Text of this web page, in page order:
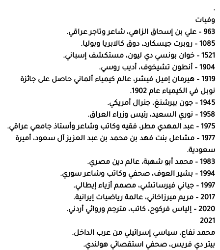
.
وفيات
963 – علي بن إسحاق الزاهي، شاعر وتاجر عراقي.
1085 – روبرت جيسكارد، دوق كالابريا وبوليا.
1521 – خوان بونسي دي ليون، مستكشف إسباني.
1904 – أنطون تشيخوف، أديب روسي.
1919 – هيرمان إميل فيشر، عالم كيمياء ألماني حاصل على جائزة
نوبل في الكيمياء عام 1902.
1945 – جون بيرشنغ، جنرال أمريكي.
1958 – نوري السعيد، رئيس وزراء العراق.
1975 – عبد المهدي مطر، فقيه وكاتب وشاعر وأستاذ جامعي عراقي.
1977 – مشاعل بنت فهد بن محمد بن عبد العزيز آل سعود، أميرة
سعودية.
1983 – محمد أبو شهبة، عالم دين مصري.
1994 – بشير العوف، صحفي وكاتب وشاعر سوري.
1997 – جياني فيرساتشي، مصمم أزياء إيطالي.
2017 – مريم ميرزاخاني، عالمة رياضيات إيرانية.
2020 – إلياس فركوح، كاتب، مترجم وروائي أردني.
2021
محمد نفاع، سياسي إسرائيلي من عرب الداخل.
بيتر دي فريس، صحفي استقصائي هولندي.